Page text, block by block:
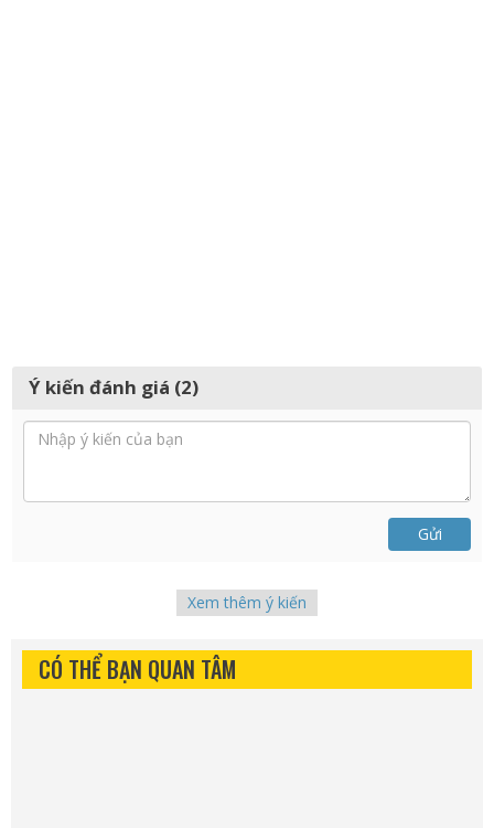
Ý kiến đánh giá (2)
Gửi
Xem thêm ý kiến
CÓ THỂ BẠN QUAN TÂM